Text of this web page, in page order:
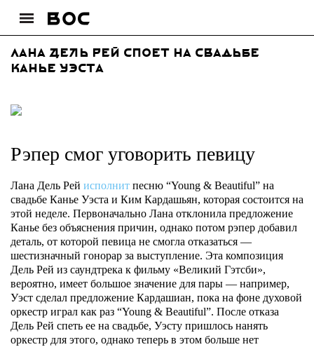
Лана Дель Рей споет на свадьбе
Канье Уэста
Рэпер смог уговорить певицу
Лана Дель Рей исполнит песню “Young & Beautiful” на
свадьбе Канье Уэста и Ким Кардашьян, которая состоится на
этой неделе. Первоначально Лана отклонила предложение
Канье без объяснения причин, однако потом рэпер добавил
деталь, от которой певица не смогла отказаться —
шестизначный гонорар за выступление. Эта композиция
Дель Рей из саундтрека к фильму «Великий Гэтсби»,
вероятно, имеет большое значение для пары — например,
Уэст сделал предложение Кардашиан, пока на фоне духовой
оркестр играл как раз “Young & Beautiful”. После отказа
Дель Рей спеть ее на свадьбе, Уэсту пришлось нанять
оркестр для этого, однако теперь в этом больше нет